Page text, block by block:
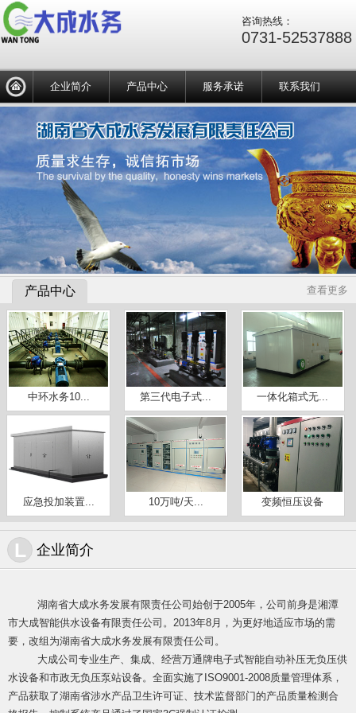
咨询热线：
0731-52537888
企业简介 产品中心 服务承诺 联系我们
产品中心 查看更多
中环水务10... 第三代电子式... 一体化箱式无...
应急投加装置... 10万吨/天... 变频恒压设备
L 企业简介
湖南省大成水务发展有限责任公司始创于2005年，公司前身是湘潭
市大成智能供水设备有限责任公司。2013年8月，为更好地适应市场的需
要，改组为湖南省大成水务发展有限责任公司。
大成公司专业生产、集成、经营万通牌电子式智能自动补压无负压供
水设备和市政无负压泵站设备。全面实施了ISO9001-2008质量管理体系，
产品获取了湖南省涉水产品卫生许可证、技术监督部门的产品质量检测合